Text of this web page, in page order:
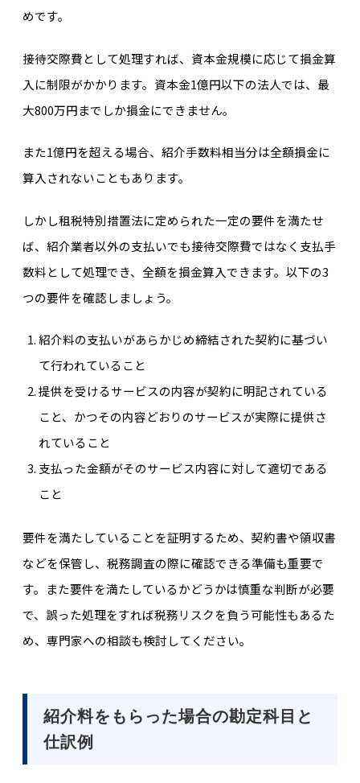
めです。
接待交際費として処理すれば、資本金規模に応じて損金算
入に制限がかかります。資本金1億円以下の法人では、最
大800万円までしか損金にできません。
また1億円を超える場合、紹介手数料相当分は全額損金に
算入されないこともあります。
しかし租税特別措置法に定められた一定の要件を満たせ
ば、紹介業者以外の支払いでも接待交際費ではなく支払手
数料として処理でき、全額を損金算入できます。以下の3
つの要件を確認しましょう。
紹介料の支払いがあらかじめ締結された契約に基づい
て行われていること
提供を受けるサービスの内容が契約に明記されている
こと、かつその内容どおりのサービスが実際に提供さ
れているこ と
支払った金額がそのサービス内容に対して適切である
こと
要件を満たしていることを証明するため、契約書や領収書
などを保管し、税務調査の際に確認できる準備も重要で
す。また要件を満たしているかどうかは慎重な判断が必要
で、誤った処理をすれば税務リスクを負う可能性もあるた
め、専門家への相談も検討してください。
紹介料をもらった場合の勘定科目と
仕訳例